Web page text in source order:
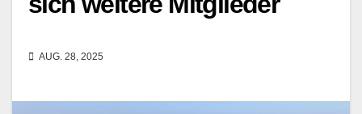
AUG. 28, 2025